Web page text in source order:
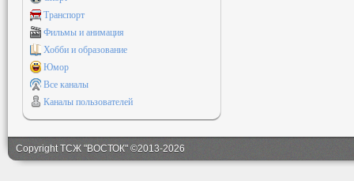
Транспорт
Фильмы и анимация
Хобби и образование
Юмор
Все каналы
Каналы пользователей
Copyright ТСЖ "ВОСТОК" ©2013-2026